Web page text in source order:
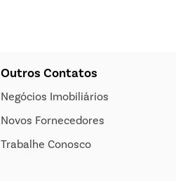
Outros Contatos
Negócios Imobiliários
Novos Fornecedores
Trabalhe Conosco